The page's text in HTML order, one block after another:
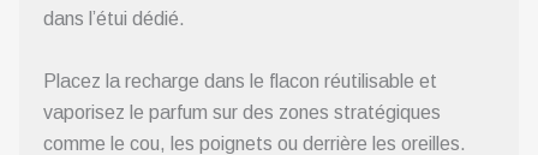
dans l’étui dédié.
Placez la recharge dans le flacon réutilisable et
vaporisez le parfum sur des zones stratégiques
comme le cou, les poignets ou derrière les oreilles.